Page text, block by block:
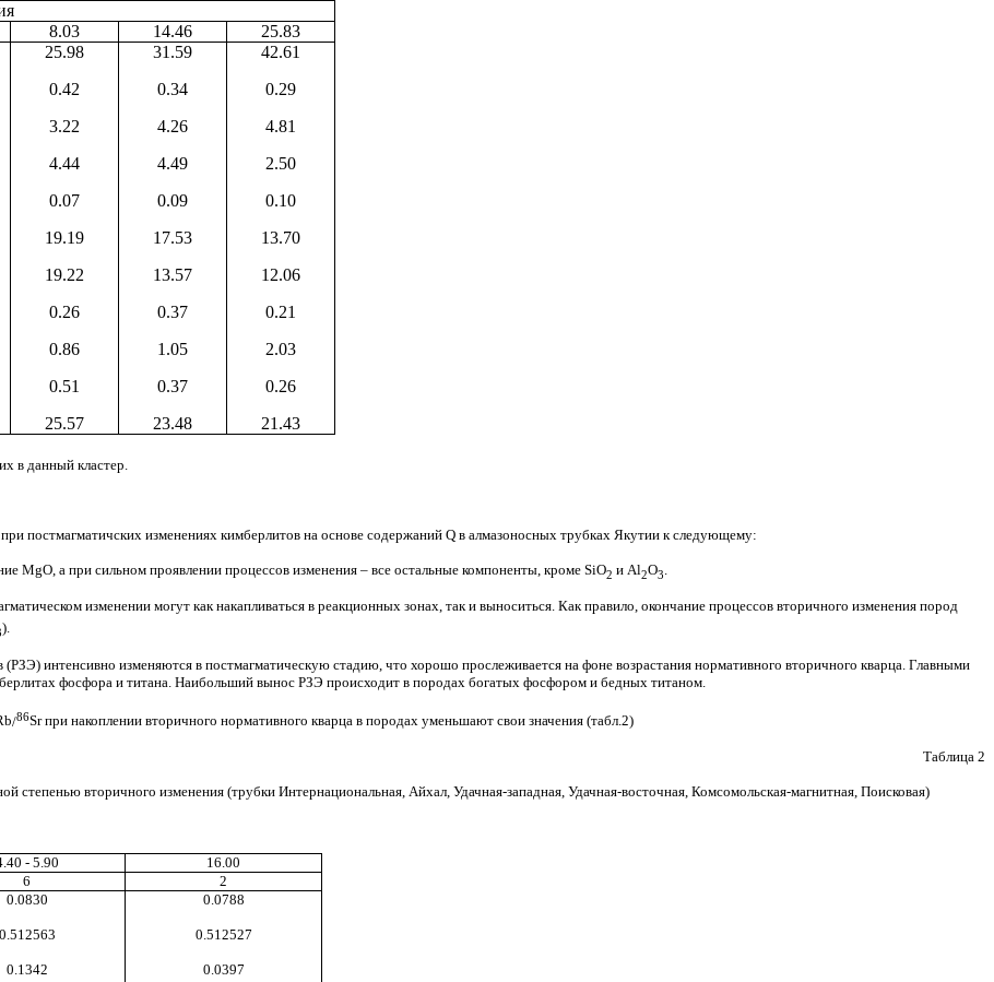
8.03 14.46 25.83
25.98
0.42
3.22
4.44
0.07
19.19
19.22
0.26
0.86
0.51
25.57
31.59
0.34
4.26
4.49
0.09
17.53
13.57
0.37
1.05
0.37
23.48
42.61
0.29
4.81
2.50
0.10
13.70
12.06
0.21
2.03
0.26
21.43
в данный кластер.
постмагматичских изменениях кимберлитов на основе содержаний Q в алмазоносных трубках Якутии к следующему:
MgO, а при сильном проявлении процессов изменения – все остальные компоненты, кроме SiO2 и Al2O3
изменении могут как накапливаться в реакционных зонах, так и выноситься. Как правило, окончание процессов вторичного изменения пород
).
интенсивно изменяются в постмагматическую стадию, что хорошо прослеживается на фоне возрастания нормативного вторичного кварца. Главными
фосфора и титана. Наибольший вынос РЗЭ происходит в породах богатых фосфором и бедных титаном.
/86Srпри накоплении вторичного нормативного кварца в породах уменьшают свои значения (табл.2)
Таблица 2
вторичного изменения (трубки Интернациональная, Айхал, Удачная-западная, Удачная-восточная, Комсомольская-магнитная, Поисковая)
40 - 5.90
16.00
6
2
0.0830
0.512563
0.1342
0.0788
0. 512527
0.0397